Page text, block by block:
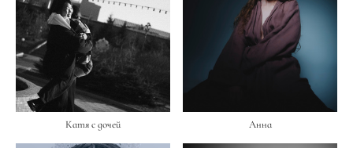
Катя с дочей Анна